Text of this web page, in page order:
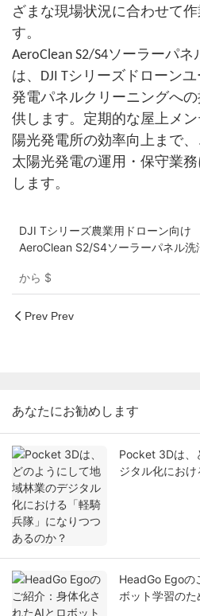
ざまな現場状況に合わせて
す。
AeroClean S2/S4ソーラーパ
は、DJI Tシリーズドローン
発電パネルクリーニングへ
供します。定期的な屋上メ
陽光発電所の効率向上まで
太陽光発電の運用・保守業
します。
DJI Tシリーズ農業用ドローン向け
AeroClean S2/S4ソーラーパネル洗
から $
Prev Prev
あなたにお勧めします
Pocket 3Dは、
ジタル化にお
HeadGo Egoの
ボット学習の